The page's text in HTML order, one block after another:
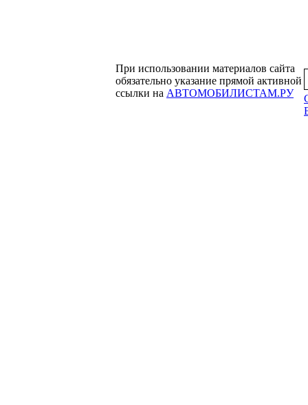
При использовании материалов сайта
обязательно указание прямой активной
ссылки на АВТОМОБИЛИСТАМ.РУ